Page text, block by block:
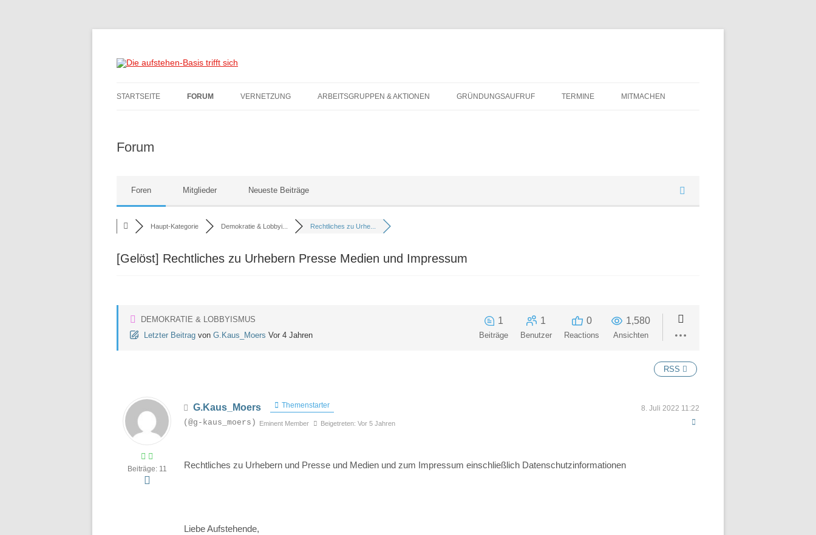
Die aufstehen-Basis trifft sich
Inhalt
STARTSEITE
IMPRESSUM
FORUM VERNETZUNG ARBEITSGRUPPEN & AKTIONEN GRÜNDUNGSAUFRUF TERMINE MITMACHEN
Forum
Foren Mitglieder Neueste Beiträge
Haupt-Kategorie Demokratie & Lobbyi... Rechtliches zu Urhe...
[Gelöst] Rechtliches zu Urhebern Presse Medien und Impressum
DEMOKRATIE & LOBBYISMUS
Letzter Beitrag von G.Kaus_Moers Vor 4 Jahren
1
Beiträge
1
Benutzer
0
Reactions
1,580
Ansichten
RSS
Beiträge: 11
G.Kaus_Moers Themenstarter 8. Juli 2022 11:22
(@g-kaus_moers) Eminent Member Beigetreten: Vor 5 Jahren
Rechtliches zu Urhebern und Presse und Medien und zum Impressum einschließlich Datenschutzinformationen
Liebe Aufstehende,